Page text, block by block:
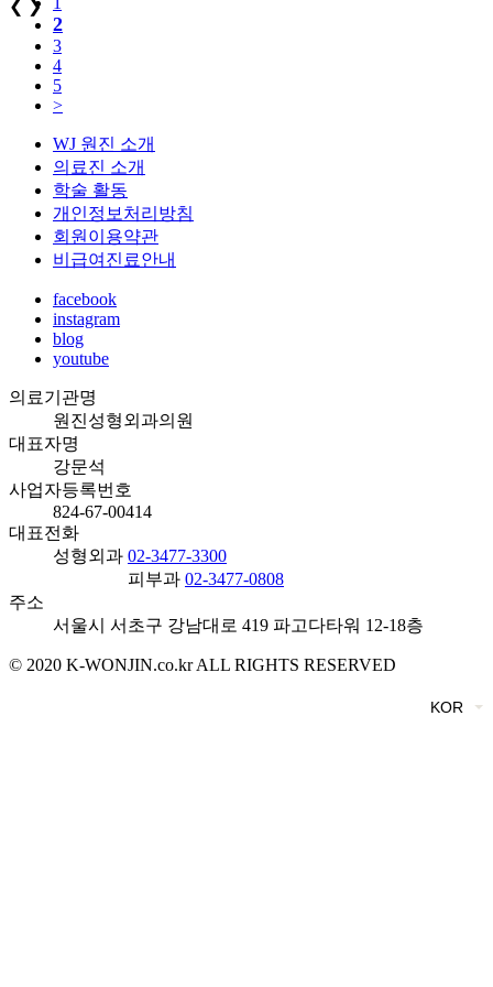
❮ ❯
2
3
4
5
>
WJ 원진 소개
의료진 소개
학술 활동
개인정보처리방침
회원이용약관
비급여진료안내
facebook
instagram
blog
youtube
의료기관명
원진성형외과의원
대표자명
강문석
사업자등록번호
824-67-00414
대표전화
성형외과 02-3477-3300
피부과 02-3477-0808
주소
서울시 서초구 강남대로 419 파고다타워 12-18층
© 2020 K-WONJIN.co.kr ALL RIGHTS RESERVED
KOR